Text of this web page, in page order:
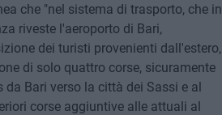
che "nel sistema di trasporto, che in
riveste l'aeroporto di Bari,
dei turisti provenienti dall'estero,
di solo quattro corse, sicuramente
Bari verso la città dei Sassi e al
corse aggiuntive alle attuali al